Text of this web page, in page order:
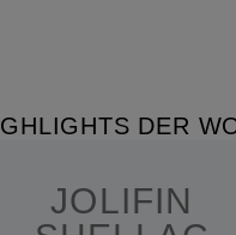
DER
JOLIFIN